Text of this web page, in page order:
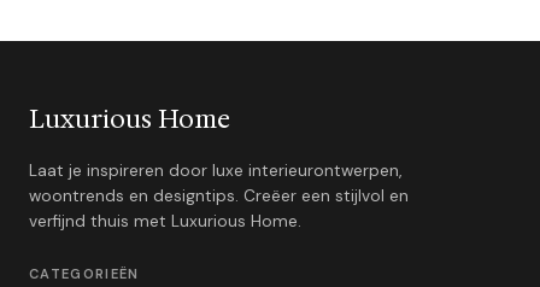
Luxurious Home
Laat je inspireren door luxe interieurontwerpen,
woontrends en designtips. Creëer een stijlvol en
verfijnd thuis met Luxurious Home.
CATEGORIEËN